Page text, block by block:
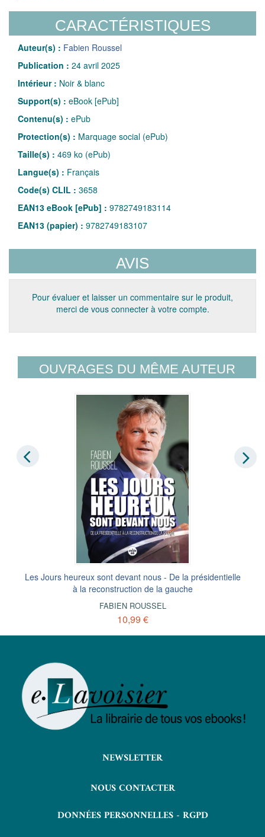
CARACTÉRISTIQUES
Auteur(s) : Fabien Roussel
Publication : 24 avril 2025
Intérieur : Noir & blanc
Support(s) : eBook [ePub]
Contenu(s) : ePub
Protection(s) : Marquage social (ePub)
Taille(s) : 469 ko (ePub)
Langue(s) : Français
Code(s) CLIL : 3658
EAN13 eBook [ePub] : 9782749183114
EAN13 (papier) : 9782749183107
AVIS
Pour évaluer et laisser un commentaire sur le produit,
merci de vous connecter à votre compte.
OUVRAGES DU MÊME AUTEUR
Les Jours heureux sont devant nous - De la présidentielle
à la reconstruction de la gauche
FABIEN ROUSSEL
10,99 €
NEWSLETTER
NOUS CONTACTER
DONNÉES PERSONNELLES - RGPD